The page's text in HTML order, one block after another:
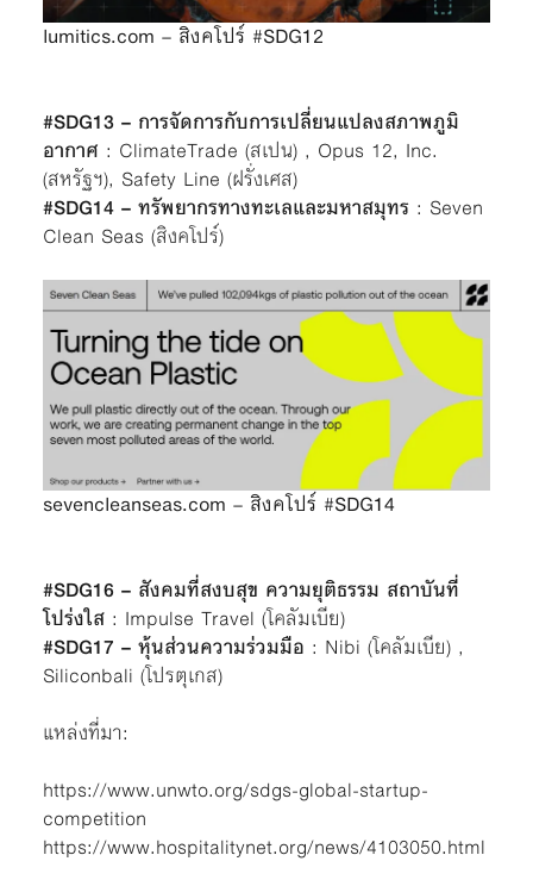
lumitics.com – สิงคโปร์ #SDG12
#SDG13 – การจัดการกับการเปลี่ยนแปลงสภาพภูมิ
อากาศ : ClimateTrade (สเปน) , Opus 12, Inc.
(สหรัฐฯ), Safety Line (ฝรั่งเศส)
#SDG14 – ทรัพยากรทางทะเลและมหาสมุทร: Seven
Clean Seas (สิงคโปร์)
sevencleanseas.com – สิงคโปร์ #SDG14
#SDG16 – สังคมที่สงบสุข ความยุติธรรม สถาบันที่
โปร่งใส: Impulse Travel (โคลัมเบีย)
#SDG17 – หุ้นส่วนความร่วมมือ : Nibi (โคลัมเบีย) ,
Siliconbali (โปรตุเกส)
แหล่งที่มา:
https://www.unwto.org/sdgs-global-startup-
competition
https://www.hospitalitynet.org/news/4103050.html